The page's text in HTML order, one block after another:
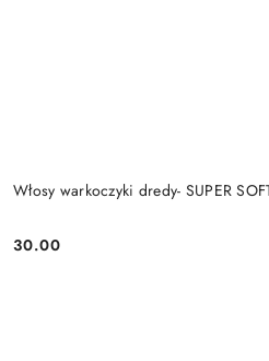
Włosy warkoczyki dredy- SUPER
Cena:
30.00